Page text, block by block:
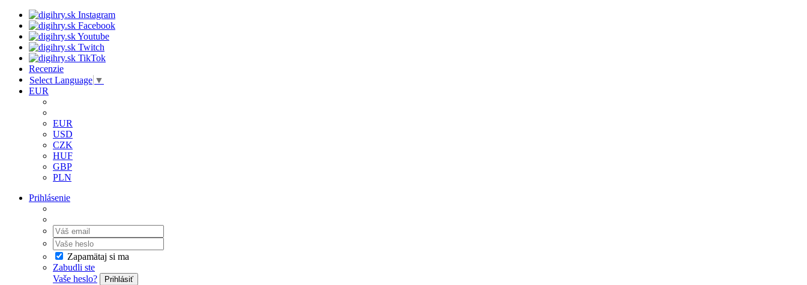
Recenzie
Select Language ▼
EUR
EUR
USD
CZK
HUF
GBP
PLN
Prihlásenie
Zapamätaj si ma
Zabudli ste
Vaše heslo?
Prihlásiť